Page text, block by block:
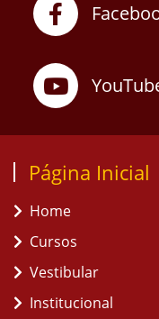
Página Inicial
Home
Cursos
Vestibular
Institucional